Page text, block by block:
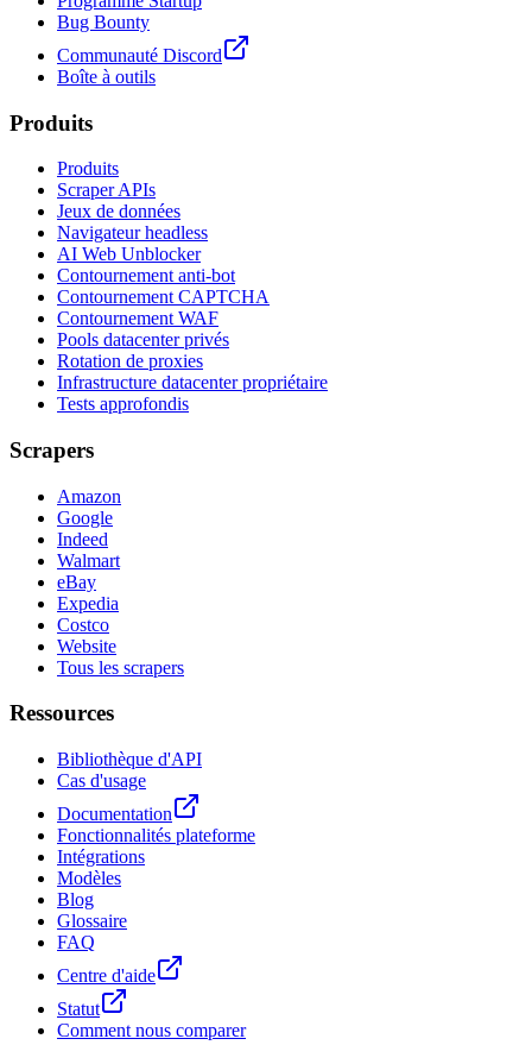
Bug Bounty
Communauté Discord
Boîte à outils
Produits
Produits
Scraper APIs
Jeux de données
Navigateur headless
AI Web Unblocker
Contournement anti-bot
Contournement CAPTCHA
Contournement WAF
Pools datacenter privés
Rotation de proxies
Infrastructure datacenter propriétaire
Tests approfondis
Scrapers
Amazon
Google
Indeed
Walmart
eBay
Expedia
Costco
Website
Tous les scrapers
Ressources
Bibliothèque d'API
Cas d'usage
Documentation
Fonctionnalités plateforme
Intégrations
Modèles
Blog
Glossaire
FAQ
Centre d'aide
Statut
Comment nous comparer